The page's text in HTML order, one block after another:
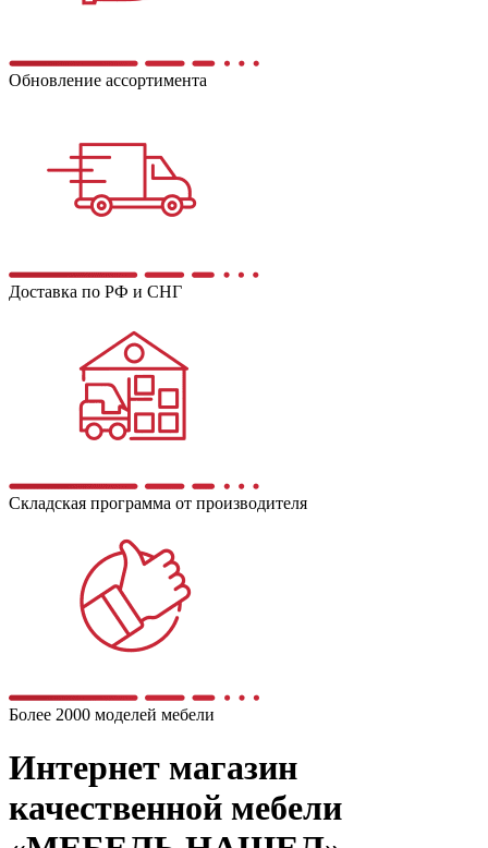
Обновление ассортимента
Доставка по РФ и СНГ
Складская программа от производителя
Более 2000 моделей мебели
Интернет магазин
качественной мебели